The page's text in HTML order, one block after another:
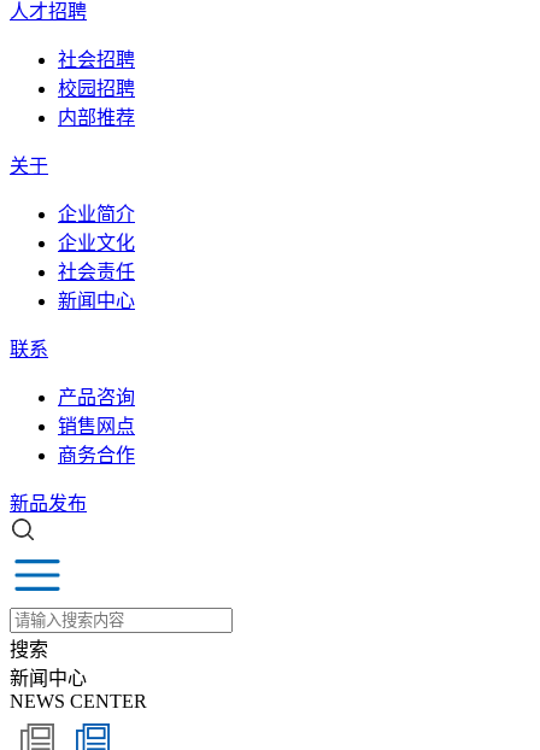
人才招聘
社会招聘
校园招聘
内部推荐
关于
企业简介
企业文化
社会责任
新闻中心
联系
产品咨询
销售网点
商务合作
新品发布
搜索
新闻中心
NEWS CENTER